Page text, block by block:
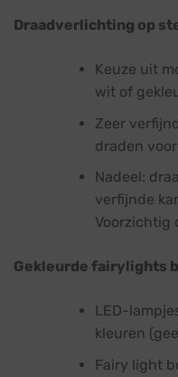
Draadverlichting op
Keuze uit
wit of
Zeer
draden
Nadeel:
verfijnde
Voorzichtig
Gekleurde fairylights
LED-
kleuren
Fairy light